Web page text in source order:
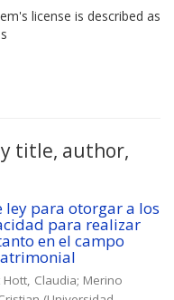
license is described as
title, author,
ley para otorgar a los
para realizar
en el campo
Hott, Claudia; Merino